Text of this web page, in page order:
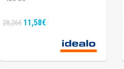
28,26€ 11,58€